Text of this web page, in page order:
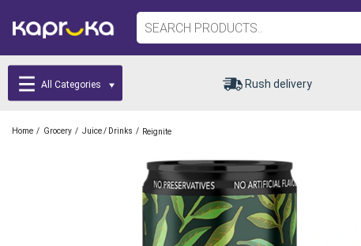
All Categories Rush delivery
Home / Grocery / Juice / Drinks / Reignite